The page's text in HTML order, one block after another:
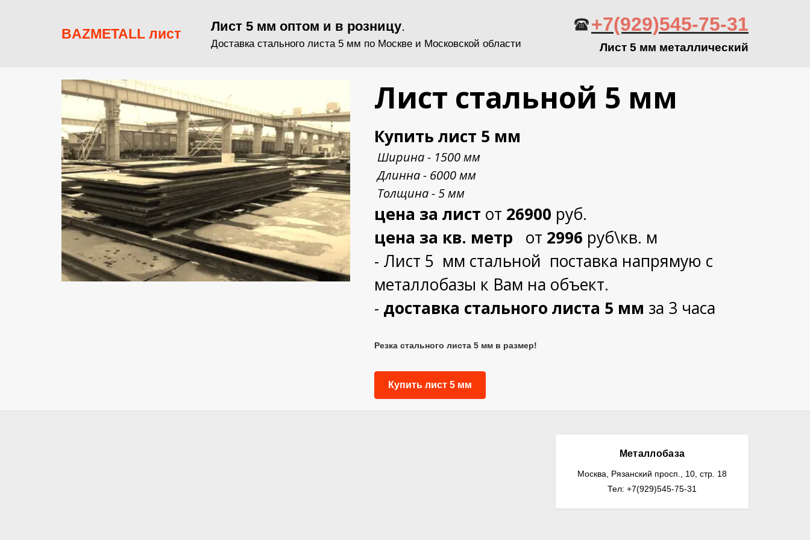
BAZMETALL лист Лист 5 мм оптом и в розницу.
Доставка стального листа 5 мм по Москве и Московской области
+7(929)545-75-31
Лист 5 мм металлический
Лист стальной 5 мм
Купить лист 5 мм
Ширина - 1500 мм
Длинна - 6000 мм
Толщина - 5 мм
цена за лист от 26900 руб.
цена за кв. метр от 2996 руб\кв. м
- Лист 5 мм стальной поставка напрямую с
металлобазы к Вам на объект.
- доставка стального листа 5 мм за 3 часа
Резка стального листа 5 мм в размер!
Купить лист 5 мм
Металлобаза
Москва, Рязанский просп., 10, стр. 18
Тел: +7(929)545-75-31